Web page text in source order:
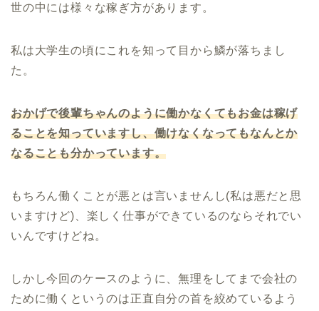
世の中には様々な稼ぎ方があります。
私は大学生の頃にこれを知って目から鱗が落ちまし
た。
おかげで後輩ちゃんのように働かなくてもお金は稼げ
ることを知っていますし、働けなくなってもなんとか
なることも分かっています。
もちろん働くことが悪とは言いませんし(私は悪だと思
いますけど)、楽しく仕事ができているのならそれでい
いんですけどね。
しかし今回のケースのように、無理をしてまで会社の
ために働くというのは正直自分の首を絞めているよう